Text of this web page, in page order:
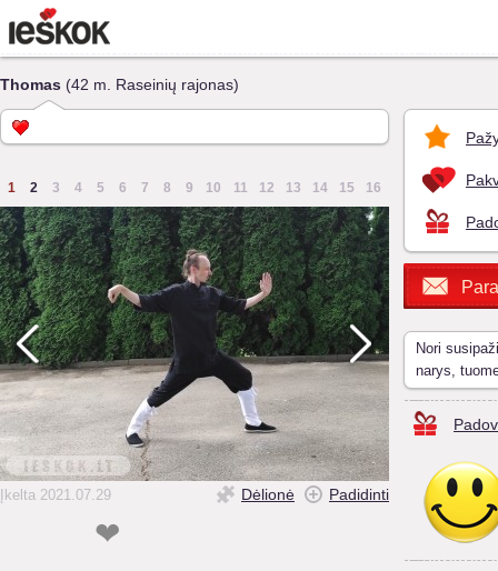
Thomas (42 m. Raseinių rajonas)
1 2 3 4 5 6 7 8 9 10 11 12 13 14 15 16
Įkelta 2021.07.29 Dėlionė Padidinti
❤
Nori
narys,